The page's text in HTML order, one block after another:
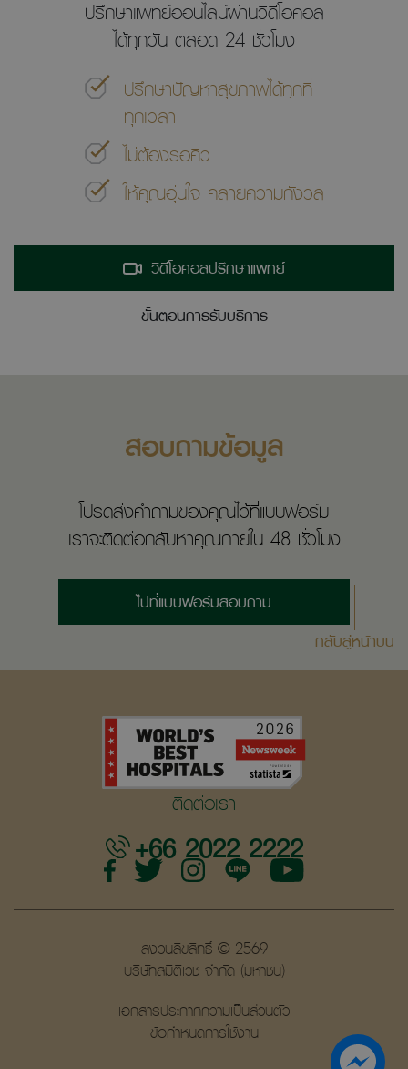
ปรึกษาแพทย์ออนไลน์ผ่านวิดีโอคอล
ได้ทุกวัน ตลอด 24 ชั่วโมง
ปรึกษาปัญหาสุขภาพได้ทุกที่ ​​
ทุกเวลา
ไม่ต้องรอคิว
ให้คุณอุ่นใจ คลายความกังวล
วิดีโอคอลปรึกษาแพทย์
ขั้นตอนการรับบริการ
สอบถามข้อมูล
โปรดส่งคำถามของคุณไว้ที่แบบฟอร์ม
เราจะติดต่อกลับหาคุณภายใน 48 ชั่วโมง
ไปที่แบบฟอร์มสอบถาม
กลับสู่หน้าบน
ติดต่อเรา
+66 2022 2222
สงวนลิขสิทธิ์ © 2569
บริษัทสมิติเวช จำกัด (มหาชน)
เอกสารประกาศความเป็นส่วนตัว
ข้อกำหนดการใช้งาน